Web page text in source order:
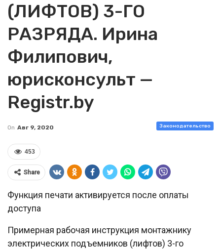
(ЛИФТОВ) 3-ГО
РАЗРЯДА. Ирина
Филипович,
юрисконсульт —
Registr.by
Законодательство
On Авг 9, 2020
453
Share
Функция печати активируется после оплаты
доступа
Примерная рабочая инструкция монтажнику
электрических подъемников (лифтов) 3-го